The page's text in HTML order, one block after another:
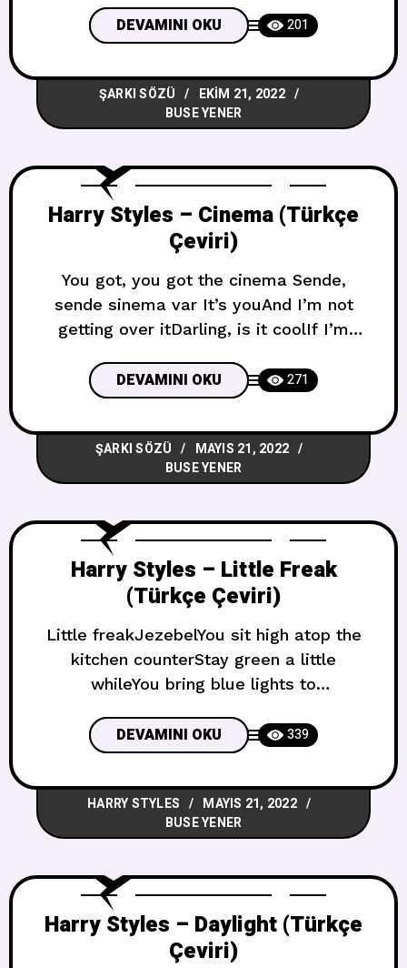
Seninle birlikte tavana bakıyorumOh, pek
fazla konuşmuyorsunVe gerçekten
okumuyorsunBenim melankolimi I been
under scrutiny (Yeah, oh, yeah)You
handled it beautifully (Yeah, oh, yeah)All
DEVAMINI OKU 201
ŞARKI SÖZÜ
EKIM 21, 2022
BUSE YENER
Harry Styles – Cinema (Türkçe
Çeviri)
You got, you got the cinema Sende,
sende sinema var It’s youAnd I’m not
getting over itDarling, is it coolIf I’m
we’re in timeIf you’re getting yourself
wet for meI guess you’re all mineWhen
you’re sleeping in this bed with me
SensinVe ben bunun üstesinden
gelemiyorumSevgilim, sorun yokYa
DEVAMINI OKU 271
ŞARKI SÖZÜ
MAYIS 21, 2022
BUSE YENER
Harry Styles – Little Freak
(Türkçe Çeviri)
Little freakJezebelYou sit high atop the
kitchen counterStay green a little
whileYou bring blue lights to
you’ve become some paranoiaA wet
dream just danglingBut your gift is
wasted on me Küçük acayip
yaratıkJezebelMutfak tezgahının üzerinde
oturuyorsunBir süre yeşil şekilde
getiriyorsunYaldızlı pusKristal topBir
şekilde, paranoyan ortaya çıktıIslak rüya,
acayipleşmeye başladıAma
DEVAMINI OKU 339
HARRY STYLES
MAYIS 21, 2022
BUSE YENER
Harry Styles – Daylight (Türkçe
Çeviri)